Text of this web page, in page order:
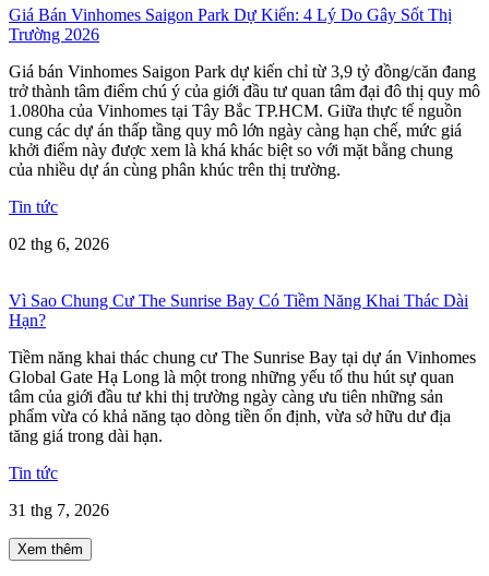
Giá Bán Vinhomes Saigon Park Dự Kiến: 4 Lý Do Gây Sốt Thị
Trường 2026
Giá bán Vinhomes Saigon Park dự kiến chỉ từ 3,9 tỷ đồng/căn đang
trở thành tâm điểm chú ý của giới đầu tư quan tâm đại đô thị quy mô
1.080ha của Vinhomes tại Tây Bắc TP.HCM. Giữa thực tế nguồn
cung các dự án thấp tầng quy mô lớn ngày càng hạn chế, mức giá
khởi điểm này được xem là khá khác biệt so với mặt bằng chung
của nhiều dự án cùng phân khúc trên thị trường.
Tin tức
02 thg 6, 2026
Vì Sao Chung Cư The Sunrise Bay Có Tiềm Năng Khai Thác Dài
Hạn?
Tiềm năng khai thác chung cư The Sunrise Bay tại dự án Vinhomes
Global Gate Hạ Long là một trong những yếu tố thu hút sự quan
tâm của giới đầu tư khi thị trường ngày càng ưu tiên những sản
phẩm vừa có khả năng tạo dòng tiền ổn định, vừa sở hữu dư địa
tăng giá trong dài hạn.
Tin tức
31 thg 7, 2026
Xem thêm